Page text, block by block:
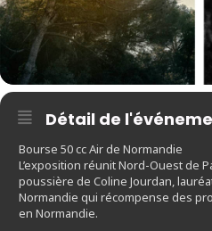
Détail de
Bourse 50 cc Air de Normandie
L’exposition réunit Nord-Ouest de
poussière de Coline Jourdan,
Normandie qui récompense des
en Normandie.